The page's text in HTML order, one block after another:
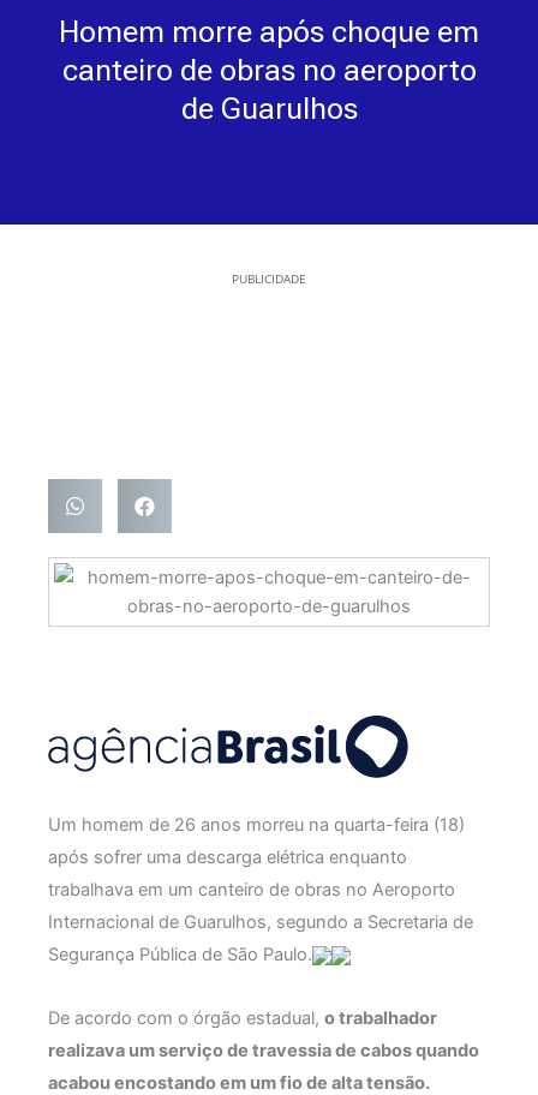
Homem morre após choque em
canteiro de obras no aeroporto
de Guarulhos
PUBLICIDADE
Um homem de 26 anos morreu na quarta-feira (18)
após sofrer uma descarga elétrica enquanto
trabalhava em um canteiro de obras no Aeroporto
Internacional de Guarulhos, segundo a Secretaria de
Segurança Pública de São Paulo.
De acordo com o órgão estadual, o trabalhador
realizava um serviço de travessia de cabos quando
acabou encostando em um fio de alta tensão.